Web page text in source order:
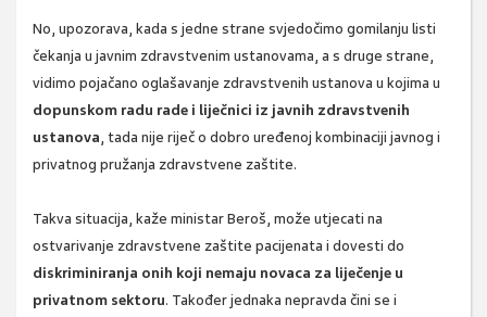
No, upozorava, kada s jedne strane svjedočimo gomilanju listi
čekanja u javnim zdravstvenim ustanovama, a s druge strane,
vidimo pojačano oglašavanje zdravstvenih ustanova u kojima u
dopunskom radu rade i liječnici iz javnih zdravstvenih
ustanova, tada nije riječ o dobro uređenoj kombinaciji javnog i
privatnog pružanja zdravstvene zaštite.
Takva situacija, kaže ministar Beroš, može utjecati na
ostvarivanje zdravstvene zaštite pacijenata i dovesti do
diskriminiranja onih koji nemaju novaca za liječenje u
privatnom sektoru. Također jednaka nepravda čini se i